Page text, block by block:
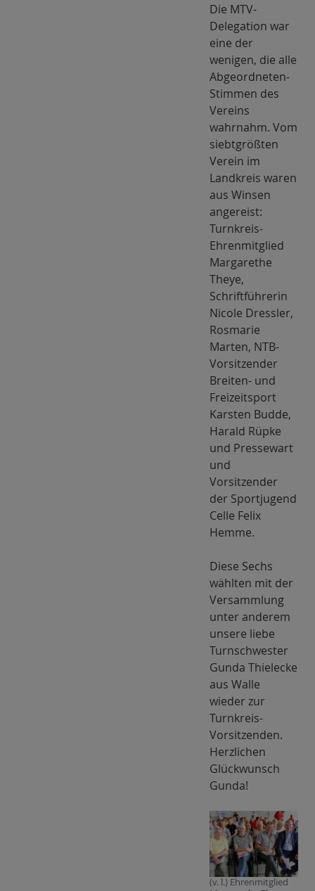
Die MTV-
Delegation war
eine der
wenigen, die alle
Abgeordneten-
Stimmen des
Vereins
wahrnahm. Vom
siebtgrößten
Verein im
Landkreis waren
aus Winsen
angereist:
Turnkreis-
Ehrenmitglied
Margarethe
Theye,
Schriftführerin
Nicole Dressler,
Rosmarie
Marten, NTB-
Vorsitzender
Breiten- und
Freizeitsport
Karsten Budde,
Harald Rüpke
und Pressewart
und
Vorsitzender
der Sportjugend
Celle Felix
Hemme.
Diese Sechs
wählten mit der
Versammlung
unter anderem
unsere liebe
Turnschwester
Gunda Thielecke
aus Walle
wieder zur
Turnkreis-
Vorsitzenden.
Herzlichen
Glückwunsch
Gunda!
(v. l.) Ehrenmitglied